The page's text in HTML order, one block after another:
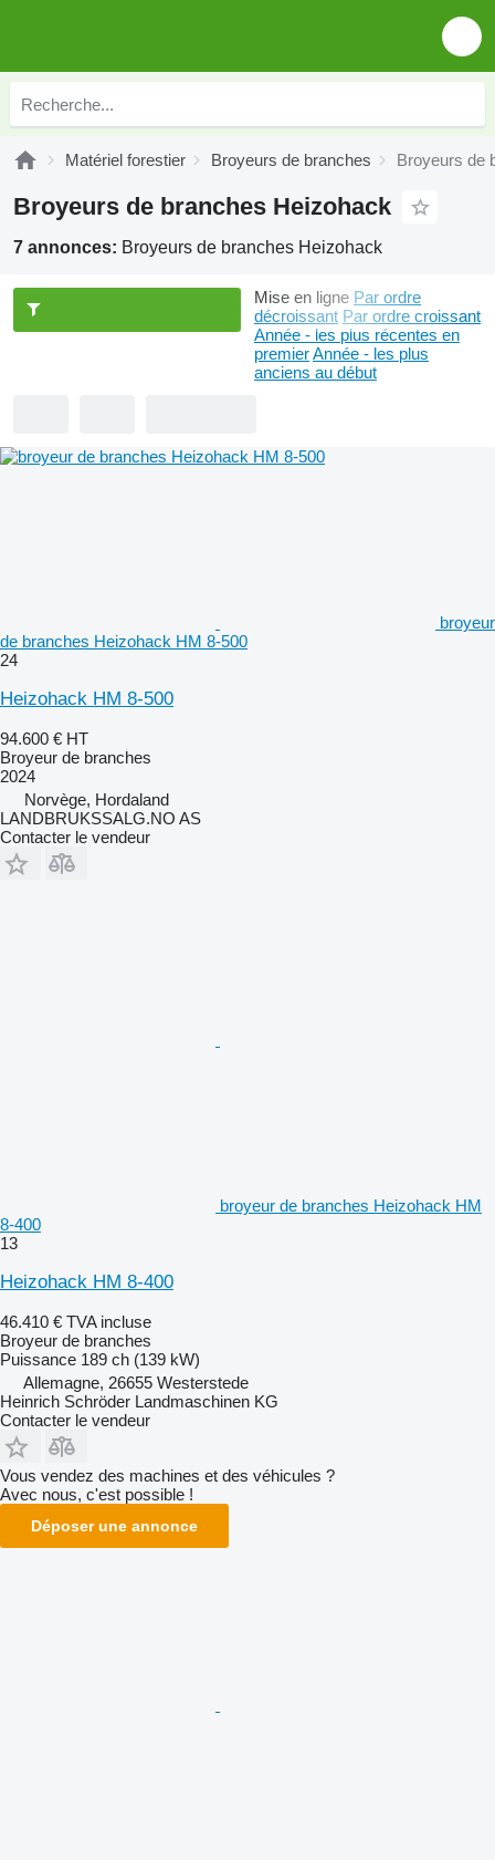
Matériel forestier Broyeurs de branches Broyeurs de
Broyeurs de branches Heizohack
7 annonces: Broyeurs de branches Heizohack
Mise en ligne Par ordre
décroissant Par ordre croissant
Année - les plus récentes en
premierAnnée - les plus
anciens au début
broyeur
de branches Heizohack HM 8-500
24
Heizohack HM 8-500
94.600 € HT
Broyeur de branches
2024
Norvège, Hordaland
LANDBRUKSSALG.NO AS
Contacter le vendeur
broyeur de branches Heizohack HM
8-400
13
Heizohack HM 8-400
46.410 € TVA incluse
Broyeur de branches
Puissance 189 ch (139 kW)
Allemagne, 26655 Westerstede
Heinrich Schröder Landmaschinen KG
Contacter le vendeur
Vous vendez des machines et des véhicules ?
Avec nous, c'est possible !
Déposer une annonce